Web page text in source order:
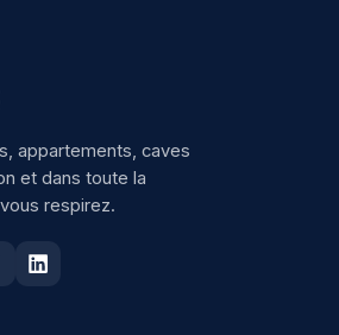
appartements, caves
et dans toute la
respirez.